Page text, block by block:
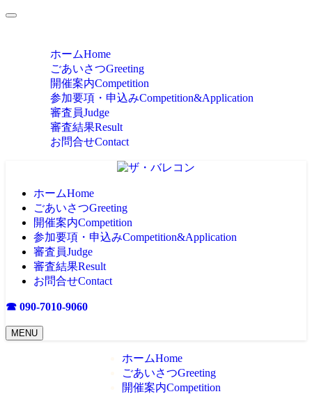
ホームHome
ごあいさつGreeting
開催案内Competition
参加要項・申込みCompetition&Application
審査員Judge
審査結果Result
お問合せContact
ホームHome
ごあいさつGreeting
開催案内Competition
参加要項・申込みCompetition&Application
審査員Judge
審査結果Result
お問合せContact
☎ 090-7010-9060
MENU
ホームHome
ごあいさつGreeting
開催案内Competition